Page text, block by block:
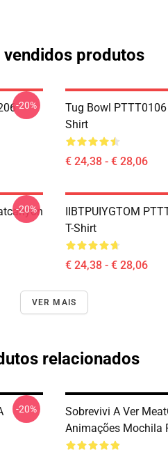
vendidos produtos
-20%
Tug Bowl
Shirt
€ 24,38 - € 28,06
-20%
IIBTPUIYGTOM
T-Shirt
€ 24,38 - € 28,06
VER MAIS
relacionados
-20%
Sobrevivi A Ver
Animações Mochila